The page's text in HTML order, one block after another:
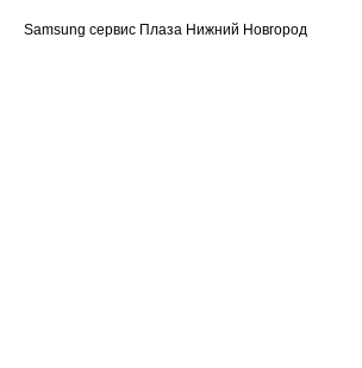
Samsung сервис Плаза Нижний Новгород